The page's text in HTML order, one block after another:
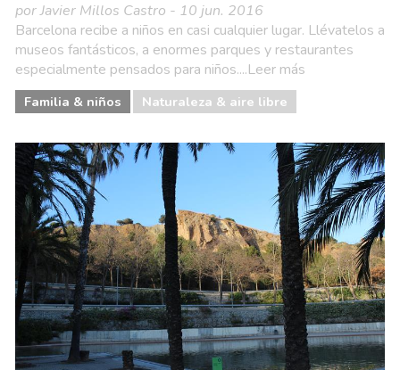
por Javier Millos Castro - 10 jun. 2016
Barcelona recibe a niños en casi cualquier lugar. Llévatelos a
museos fantásticos, a enormes parques y restaurantes
especialmente pensados para niños....Leer más
Familia & niños Naturaleza & aire libre